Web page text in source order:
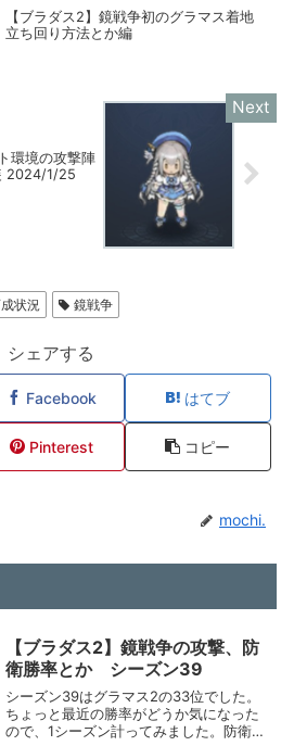
【ブラダス2】鏡戦争初のグラマス着地
立ち回り方法とか編
環境の攻撃陣
2024/1/25
状況 鏡戦争
シェアする
Facebook はてブ
Pinterest コピー
mochi.
【ブラダス2】鏡戦争の攻撃、防
衛勝率とか シーズン39
シーズン39はグラマス2の33位でした。
ちょっと最近の勝率がどうか気になった
ので、1シーズン計ってみました。防衛